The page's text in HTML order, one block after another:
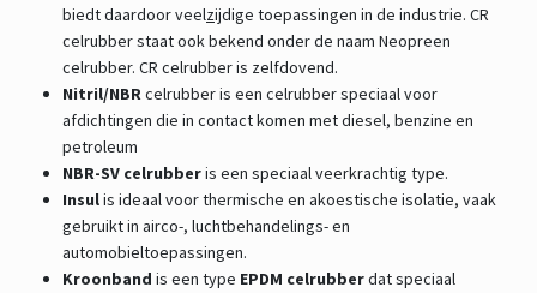
biedt daardoor veelzijdige toepassingen in de industrie. CR
celrubber staat ook bekend onder de naam Neopreen
celrubber. CR celrubber is zelfdovend.
Nitril/NBRcelrubber is een celrubber speciaal voor
afdichtingen die in contact komen met diesel, benzine en
petroleum
NBR-SV celrubberis een speciaal veerkrachtig type.
Insulis ideaal voor thermische en akoestische isolatie, vaak
gebruikt in airco-, luchtbehandelings- en
automobieltoepassingen.
Kroonband is een type EPDM celrubberdat speciaal